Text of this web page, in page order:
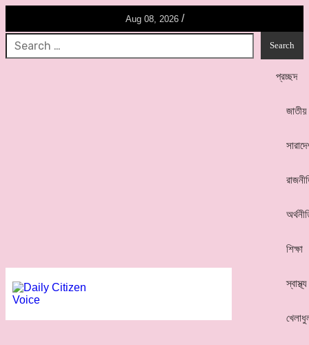
Aug 08, 2026 /
প্রচ্ছদ
জাতীয়
শিক্ষা
স্বাস্থ্য